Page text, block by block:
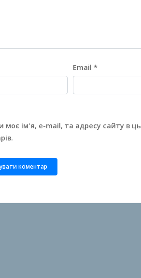
Email*
моє ім'я, e-mail, та адресу сайту в